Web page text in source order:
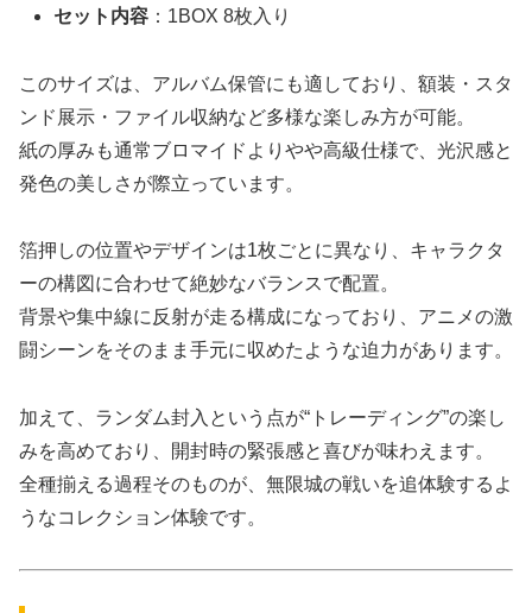
セット内容 ：1BOX 8枚入り
このサイズは、アルバム保管にも適しており、額装・スタ
ンド展示・ファイル収納など多様な楽しみ方が可能。
紙の厚みも通常ブロマイドよりやや高級仕様で、光沢感と
発色の美しさが際立っています。
箔押しの位置やデザインは1枚ごとに異なり、キャラクタ
ーの構図に合わせて絶妙なバランスで配置。
背景や集中線に反射が走る構成になっており、アニメの激
闘シーンをそのまま手元に収めたような迫力があります。
加えて、ランダム封入という点が“トレーディング”の楽し
みを高めており、開封時の緊張感と喜びが味わえます。
全種揃える過程そのものが、無限城の戦いを追体験するよ
うなコレクション体験です。